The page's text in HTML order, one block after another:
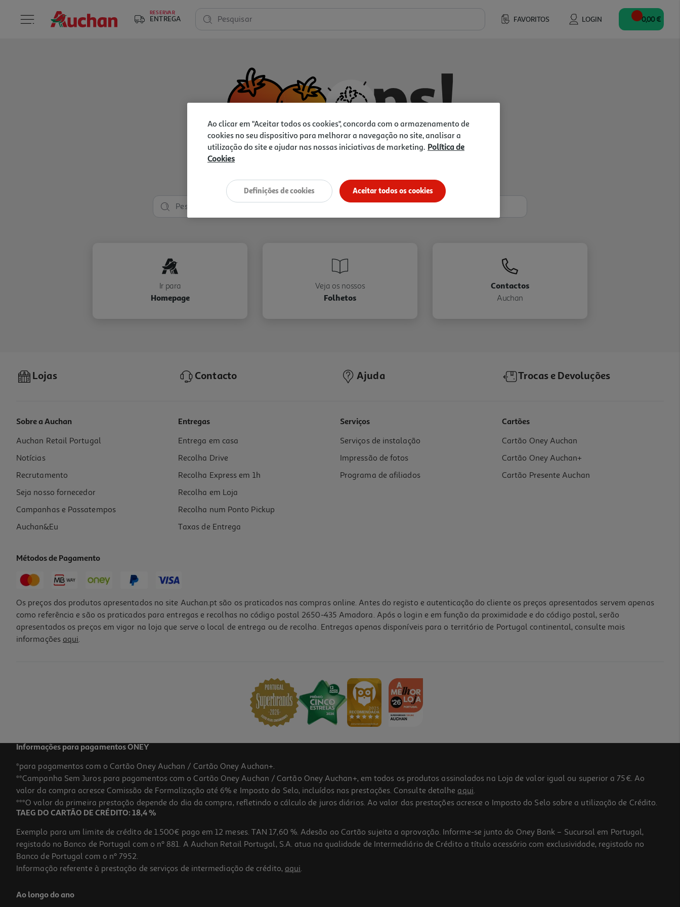
RESERVAR
ENTREGA FAVORITOS LOGIN
Pesquisar 0,00 €
Vamos tentar de novo?
Ir para
Homepage
Veja os nossos
Folhetos
Contactos
Auchan
Lojas Contacto Ajuda Trocas e Devoluções
Sobre a Auchan
Auchan Retail Portugal
Notícias
Recrutamento
Seja nosso fornecedor
Campanhas e Passatempos
Auchan&Eu
Entregas
Entrega em casa
Recolha Drive
Recolha Express em 1h
Recolha em Loja
Recolha num Ponto Pickup
Taxas de Entrega
Serviços
Serviços de instalação
Impressão de fotos
Programa de afiliados
Cartões
Cartão Oney Auchan
Cartão Oney Auchan+
Cartão Presente Auchan
Métodos de Pagamento
Os preços dos produtos apresentados no site Auchan.pt são os praticados nas compras online. Antes do registo e autenticação do cliente os preços apresentados servem apenas
como referência e são os praticados para entregas e recolhas no código postal 2650-435 Amadora. Após o login e em função da proximidade e do código postal, serão
apresentados os preços em vigor na loja que serve o local de entrega ou de recolha. Entregas apenas disponíveis para o território de Portugal continental, consulte mais
informações aqui.
Informações para pagamentos ONEY
*para pagamentos com o Cartão Oney Auchan / Cartão Oney Auchan+.
**Campanha Sem Juros para pagamentos com o Cartão Oney Auchan / Cartão Oney Auchan+, em todos os produtos assinalados na Loja de valor igual ou superior a 75€. Ao
valor da compra acresce Comissão de Formalização até 6% e Imposto do Selo, incluídos nas prestações. Consulte detalhe aqui.
***O valor da primeira prestação depende do dia da compra, refletindo o cálculo de juros diários. Ao valor das prestações acresce o Imposto do Selo sobre a utilização de Crédito.
TAEG DO CARTÃO DE CRÉDITO: 18,4 %
Exemplo para um limite de crédito de 1.500€ pago em 12 meses. TAN 17,60 %. Adesão ao Cartão sujeita a aprovação. Informe-se junto do Oney Bank – Sucursal em Portugal,
registado no Banco de Portugal com o nº 881. A Auchan Retail Portugal, S.A. atua na qualidade de Intermediário de Crédito a título acessório com exclusividade, registado no
Banco de Portugal com o nº 7952.
Informação referente à prestação de serviços de intermediação de crédito, aqui.
Ao longo do ano
Ao clicar em "Aceitar todos os cookies", concorda com o armazenamento de
cookies no seu dispositivo para melhorar a navegação no site, analisar a
utilização do site e ajudar nas nossas iniciativas de marketing. Política de
Cookies
Aceitar todos os cookies
Definições de cookies